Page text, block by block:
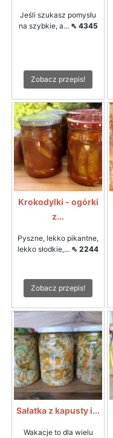
Jeśli szukasz pomysłu
na szybkie, a... ⇖ 4345
Zobacz przepis!
Krokodylki - ogórki
z...
Pyszne, lekko pikantne,
lekko słodkie,... ⇖ 2244
Zobacz przepis!
Sałatka z kapusty i...
Wakacje to dla wielu